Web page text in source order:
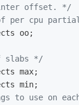
offset. */
per cpu
oo;
slabs */
max;
min;
to use on